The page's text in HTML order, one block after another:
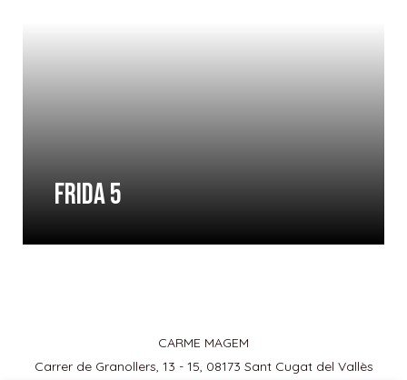
FRIDA 5
CARME MAGEM
Carrer de Granollers, 13 - 15, 08173 Sant Cugat del Vallès